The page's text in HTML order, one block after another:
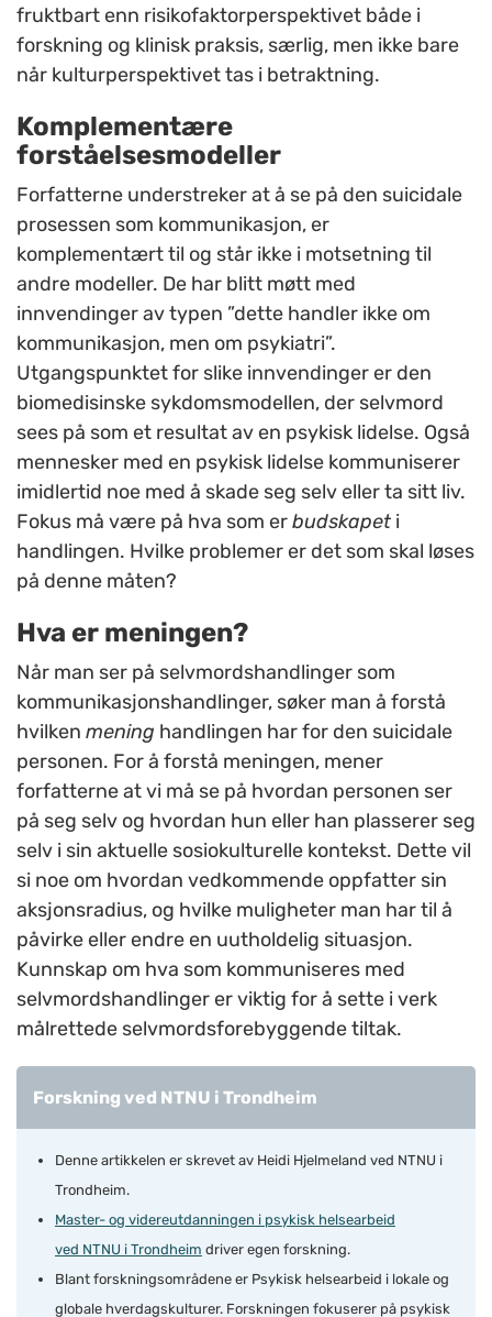
fruktbart enn risikofaktorperspektivet både i
forskning og klinisk praksis, særlig, men ikke bare
når kulturperspektivet tas i betraktning.
Komplementære
forståelsesmodeller
Forfatterne understreker at å se på den suicidale
prosessen som kommunikasjon, er
komplementært til og står ikke i motsetning til
andre modeller. De har blitt møtt med
innvendinger av typen ”dette handler ikke om
kommunikasjon, men om psykiatri”.
Utgangspunktet for slike innvendinger er den
biomedisinske sykdomsmodellen, der selvmord
sees på som et resultat av en psykisk lidelse. Også
mennesker med en psykisk lidelse kommuniserer
imidlertid noe med å skade seg selv eller ta sitt liv.
Fokus må være på hva som erbudskapet i
handlingen. Hvilke problemer er det som skal løses
på denne måten?
Hva er meningen?
Når man ser på selvmordshandlinger som
kommunikasjonshandlinger, søker man å forstå
hvilken mening handlingen har for den suicidale
personen. For å forstå meningen, mener
forfatterne at vi må se på hvordan personen ser
på seg selv og hvordan hun eller han plasserer seg
selv i sin aktuelle sosiokulturelle kontekst. Dette vil
si noe om hvordan vedkommende oppfatter sin
aksjonsradius, og hvilke muligheter man har til å
påvirke eller endre en uutholdelig situasjon.
Kunnskap om hva som kommuniseres med
selvmordshandlinger er viktig for å sette i verk
målrettede selvmordsforebyggende tiltak.
Forskning ved NTNU i Trondheim
Denne artikkelen er skrevet av Heidi Hjelmeland ved NTNU i
Trondheim.
Master- og videreutdanningen i psykisk helsearbeid
ved NTNU i Trondheim driver egen forskning.
Blant forskningsområdene er Psykisk helsearbeid i lokale og
globale hverdagskulturer. Forskningen fokuserer på psykisk